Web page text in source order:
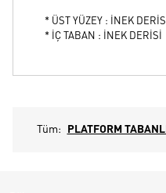
* ÜST YÜZEY : İNEK DERİSİ
* İÇ TABAN : İNEK DERİSİ
Tüm: PLATFORM TABANLI